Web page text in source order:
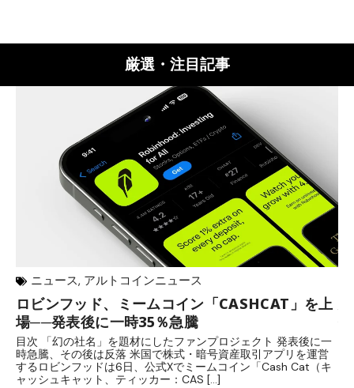
厳選・注目記事
ニュース, アルトコインニュース
ロビンフッド、ミームコイン「CASHCAT」を上
場──発表後に一時35％急騰
目次 「幻の社名」を題材にしたファンプロジェクト 発表後に一
時急騰、その後は反落 米国で株式・暗号資産取引アプリを運営
するロビンフッドは6日、公式Xでミームコイン「Cash Cat（キ
ャッシュキャット、ティッカー：CAS […]